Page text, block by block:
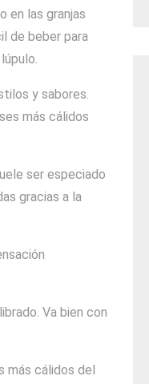
en las granjas
de beber para
y sabores.
más cálidos
ser especiado
gracias a la
Va bien con
más cálidos del